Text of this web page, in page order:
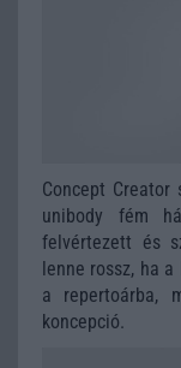
Concept Creator
unibody fém
felvértezett és
lenne rossz, ha
a repertoárba,
koncepció.